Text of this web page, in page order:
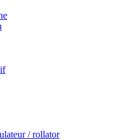
/ rollator